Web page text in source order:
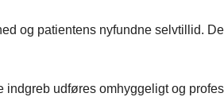
og patientens nyfundne selvtillid.
udføres omhyggeligt og